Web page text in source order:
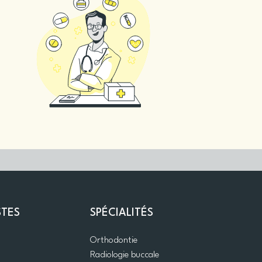
SPÉCIALITÉS
Orthodontie
Radiologie buccale